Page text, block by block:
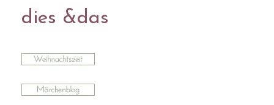
dies &das